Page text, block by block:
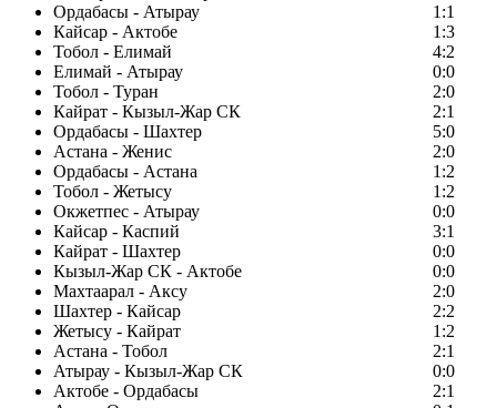
Ордабасы - Атырау
1:1
Кайсар - Актобе
1:3
Тобол - Елимай
4:2
Елимай - Атырау
0:0
Тобол - Туран
2:0
Кайрат - Кызыл-Жар СК
2:1
Ордабасы - Шахтер
5:0
Астана - Женис
2:0
Ордабасы - Астана
1:2
Тобол - Жетысу
1:2
Окжетпес - Атырау
0:0
Кайсар - Каспий
3:1
Кайрат - Шахтер
0:0
Кызыл-Жар СК - Актобе
0:0
Махтаарал - Аксу
2:0
Шахтер - Кайсар
2:2
Жетысу - Кайрат
1:2
Астана - Тобол
2:1
Атырау - Кызыл-Жар СК
0:0
Актобе - Ордабасы
2:1